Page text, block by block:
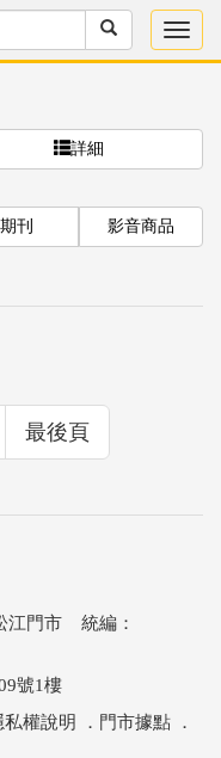
詳細
期刊 影音商品
最後頁
江門市 統編：
號1樓
私權說明 ． 門市據點 ．